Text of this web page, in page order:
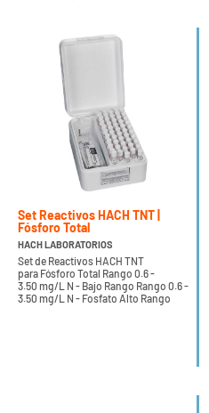
Set Reactivos HACH TNT |
Fósforo Total
HACH LABORATORIOS
Set de Reactivos HACH TNT
para Fósforo Total Rango 0.6 -
3.50 mg/L N - Bajo Rango Rango 0.6 -
3.50 mg/L N - Fosfato Alto Rango